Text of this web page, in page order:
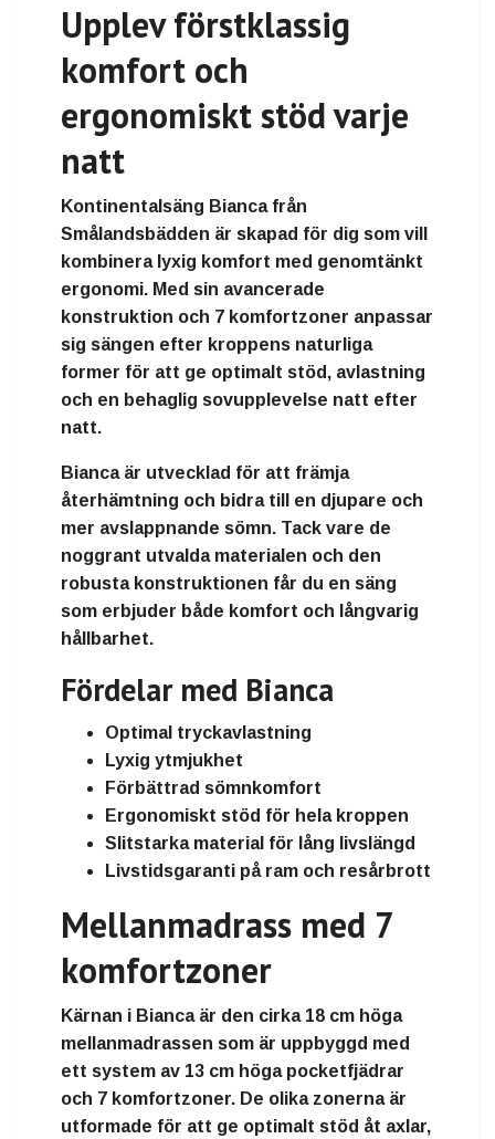
Upplev förstklassig
komfort och
ergonomiskt stöd varje
natt
Kontinentalsäng Bianca från
Smålandsbädden är skapad för dig som vill
kombinera lyxig komfort med genomtänkt
ergonomi. Med sin avancerade
konstruktion och 7 komfortzoner anpassar
sig sängen efter kroppens naturliga
former för att ge optimalt stöd, avlastning
och en behaglig sovupplevelse natt efter
natt.
Bianca är utvecklad för att främja
återhämtning och bidra till en djupare och
mer avslappnande sömn. Tack vare de
noggrant utvalda materialen och den
robusta konstruktionen får du en säng
som erbjuder både komfort och långvarig
hållbarhet.
Fördelar med Bianca
Optimal tryckavlastning
Lyxig ytmjukhet
Förbättrad sömnkomfort
Ergonomiskt stöd för hela kroppen
Slitstarka material för lång livslängd
Livstidsgaranti på ram och resårbrott
Mellanmadrass med 7
komfortzoner
Kärnan i Bianca är den cirka 18 cm höga
mellanmadrassen som är uppbyggd med
ett system av 13 cm höga pocketfjädrar
och 7 komfortzoner. De olika zonerna är
utformade för att ge optimalt stöd åt axlar,